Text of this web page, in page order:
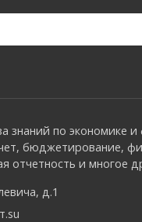
знаний по экономике и
бюджетирование,
отчетность и многое
д.1